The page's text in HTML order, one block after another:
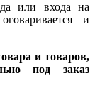
или входа на
и
и товаров,
под заказ